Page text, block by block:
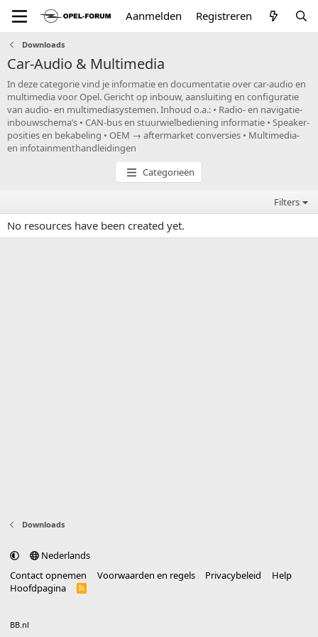
Aanmelden Registreren
Downloads
Car-Audio & Multimedia
In deze categorie vind je informatie en documentatie over car-audio en
multimedia voor Opel. Gericht op inbouw, aansluiting en configuratie
van audio- en multimediasystemen. Inhoud o.a.: • Radio- en navigatie-
inbouwschema’s • CAN-bus en stuurwielbediening informatie • Speaker-
posities en bekabeling • OEM → aftermarket conversies • Multimedia-
en infotainmenthandleidingen
Categorieën
Filters
No resources have been created yet.
Downloads
Nederlands
Contact opnemen
Voorwaarden en regels Privacybeleid
Help
Hoofdpagina
R
BB.nl